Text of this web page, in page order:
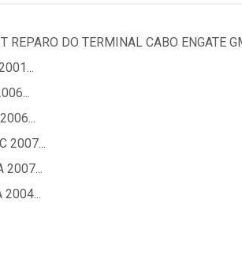
REPARO DO TERMINAL CABO ENGATE
2007...
2007...
2004...